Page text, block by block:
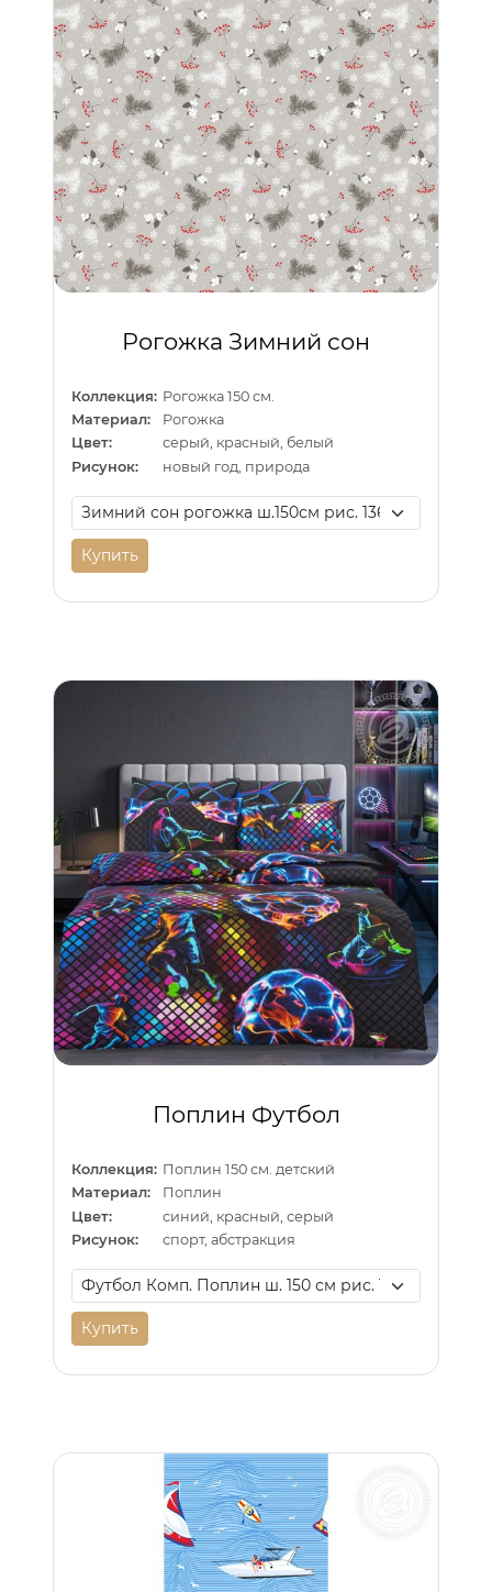
Рогожка Зимний сон
Коллекция: Рогожка 150 см.
Материал:
Рогожка
Цвет:
серый, красный, белый
Рисунок:
новый год, природа
Купить
Поплин Футбол
Коллекция: Поплин 150 см. детский
Материал:
Поплин
Цвет:
синий, красный, серый
Рисунок:
спорт, абстракция
Купить